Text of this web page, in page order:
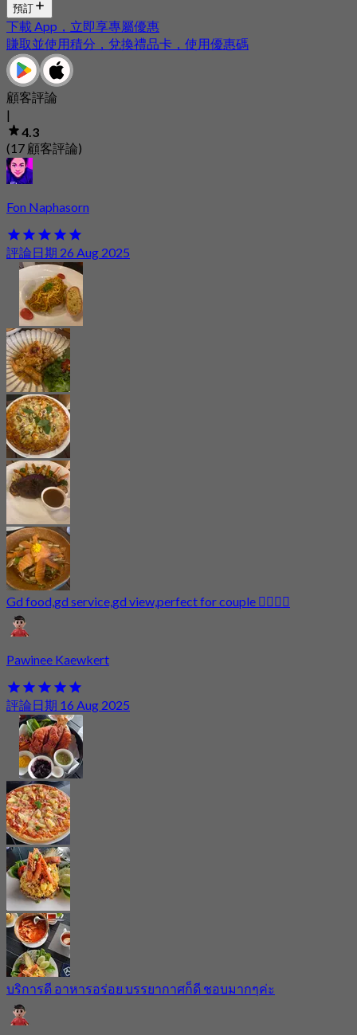
預訂
下載 App，立即享專屬優惠
賺取並使用積分，兌換禮品卡，使用優惠碼
顧客評論
|
4.3
(17 顧客評論)
Fon Naphasorn
評論日期 26 Aug 2025
Gd food,gd service,gd view,perfect for couple 👍🏻👏🏻
Pawinee Kaewkert
評論日期 16 Aug 2025
บริการดี อาหารอร่อย บรรยากาศก็ดี ชอบมากๆค่ะ